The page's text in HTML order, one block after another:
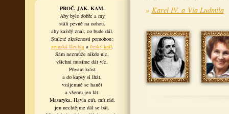
PROČ. JAK. KAM.
Aby bylo dobře a my
stáli pevně na nohou,
aby každý znal, co bude dál.
Staleté zkušenosti pomohou:
zemská šlechtaa český král.
Sám nezmůže nikdo nic,
všichni musíme dát víc.
Přestat krást
a do kapsy si lhát,
vzájemně se hanět
a všemu jen lát.
Masaryka, Havla ctít, mít rád,
jen nechtějme dál se bát.
» Karel IV. a Via Ludmila